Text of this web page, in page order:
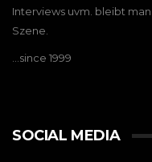
Interviews uvm. bleibt
Szene.
…since 1999
SOCIAL MEDIA